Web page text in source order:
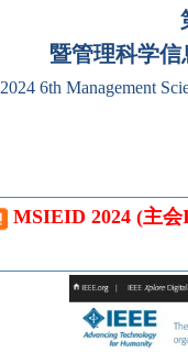
暨管理科学信
2024 6th Management
MSIEID 2024 (主